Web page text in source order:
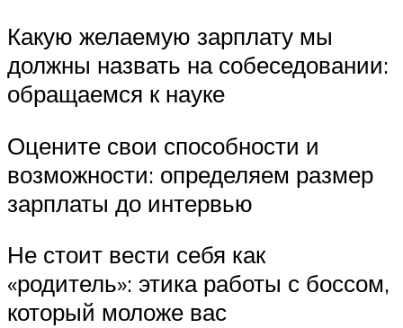
Какую желаемую зарплату мы
должны назвать на собеседовании:
обращаемся к науке
Оцените свои способности и
возможности: определяем размер
зарплаты до интервью
Не стоит вести себя как
«родитель»: этика работы с боссом,
который моложе вас